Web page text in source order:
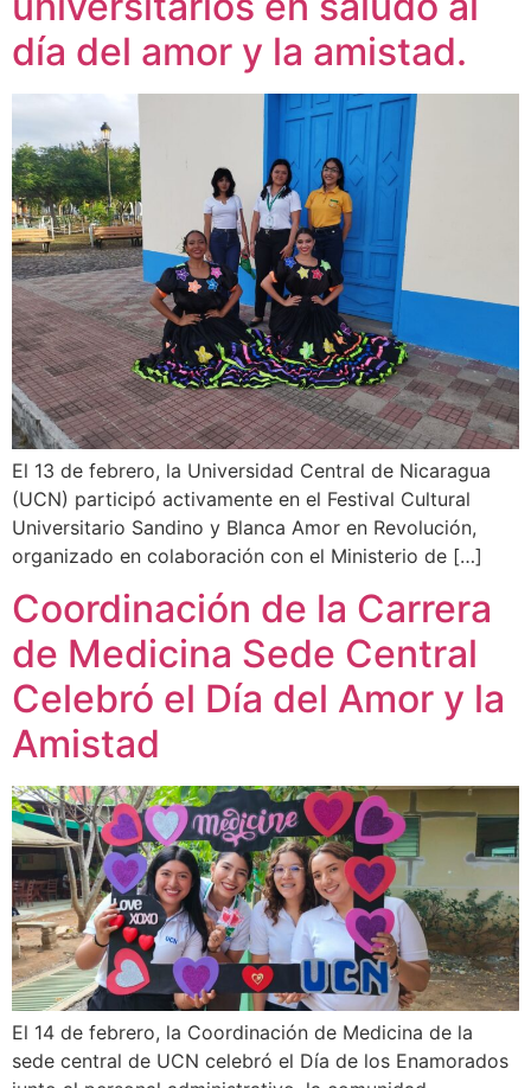
día del amor y la amistad.
El 13 de febrero, la Universidad Central de Nicaragua
(UCN) participó activamente en el Festival Cultural
Universitario Sandino y Blanca Amor en Revolución,
organizado en colaboración con el Ministerio de […]
Coordinación de la Carrera
de Medicina Sede Central
Celebró el Día del Amor y la
Amistad
El 14 de febrero, la Coordinación de Medicina de la
sede central de UCN celebró el Día de los Enamorados